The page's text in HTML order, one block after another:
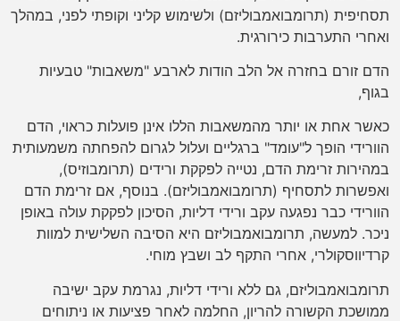
תסחיפית (תרומבואמבוליזם) ולשימוש קליני וקופתי לפני, במהלך
ואחרי התערבות כירורגית.
הדם זורם בחזרה אל הלב הודות לארבע "משאבות" טבעיות
בגוף,
כאשר אחת או יותר מהמשאבות הללו אינן פועלות כראוי, הדם
הוורידי הופך ל"עומד" ברגליים ועלול לגרום להפחתה משמעותית
במהירות זרימת הדם, נטייה לפקקת ורידים (תרומבוזיס),
ואפשרות לתסחיף (תרומבואמבוליזם). בנוסף, אם זרימת הדם
הוורידי כבר נפגעה עקב ורידי דליות, הסיכון לפקקת עולה באופן
ניכר. למעשה, תרומבואמבוליזם היא הסיבה השלישית למוות
קרדיווסקולרי, אחרי התקף לב ושבץ מוחי.
תרומבואמבוליזם, גם ללא ורידי דליות, נגרמת עקב ישיבה
ממושכת הקשורה להריון, החלמה לאחר פציעות או ניתוחים